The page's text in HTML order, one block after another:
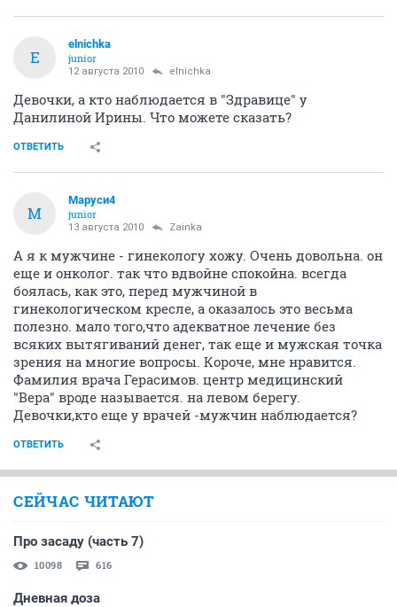
E
elnichka
junior
12 августа 2010 elnichka
Девочки, а кто наблюдается в "Здравице" у
Данилиной Ирины. Что можете сказать?
ОТВЕТИТЬ
М
Маруси4
junior
13 августа 2010 Zainka
А я к мужчине - гинекологу хожу. Очень довольна. он
еще и онколог. так что вдвойне спокойна. всегда
боялась, как это, перед мужчиной в
гинекологическом кресле, а оказалось это весьма
полезно. мало того,что адекватное лечение без
всяких вытягиваний денег, так еще и мужская точка
зрения на многие вопросы. Короче, мне нравится.
Фамилия врача Герасимов. центр медицинский
"Вера" вроде называется. на левом берегу.
Девочки,кто еще у врачей -мужчин наблюдается?
ОТВЕТИТЬ
СЕЙЧАС ЧИТАЮТ
Про засаду (часть 7)
10098 616
Дневная доза